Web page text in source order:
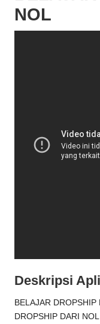
NOL
Deskripsi
BELAJAR DROPSHIP
DROPSHIP DARI NOL